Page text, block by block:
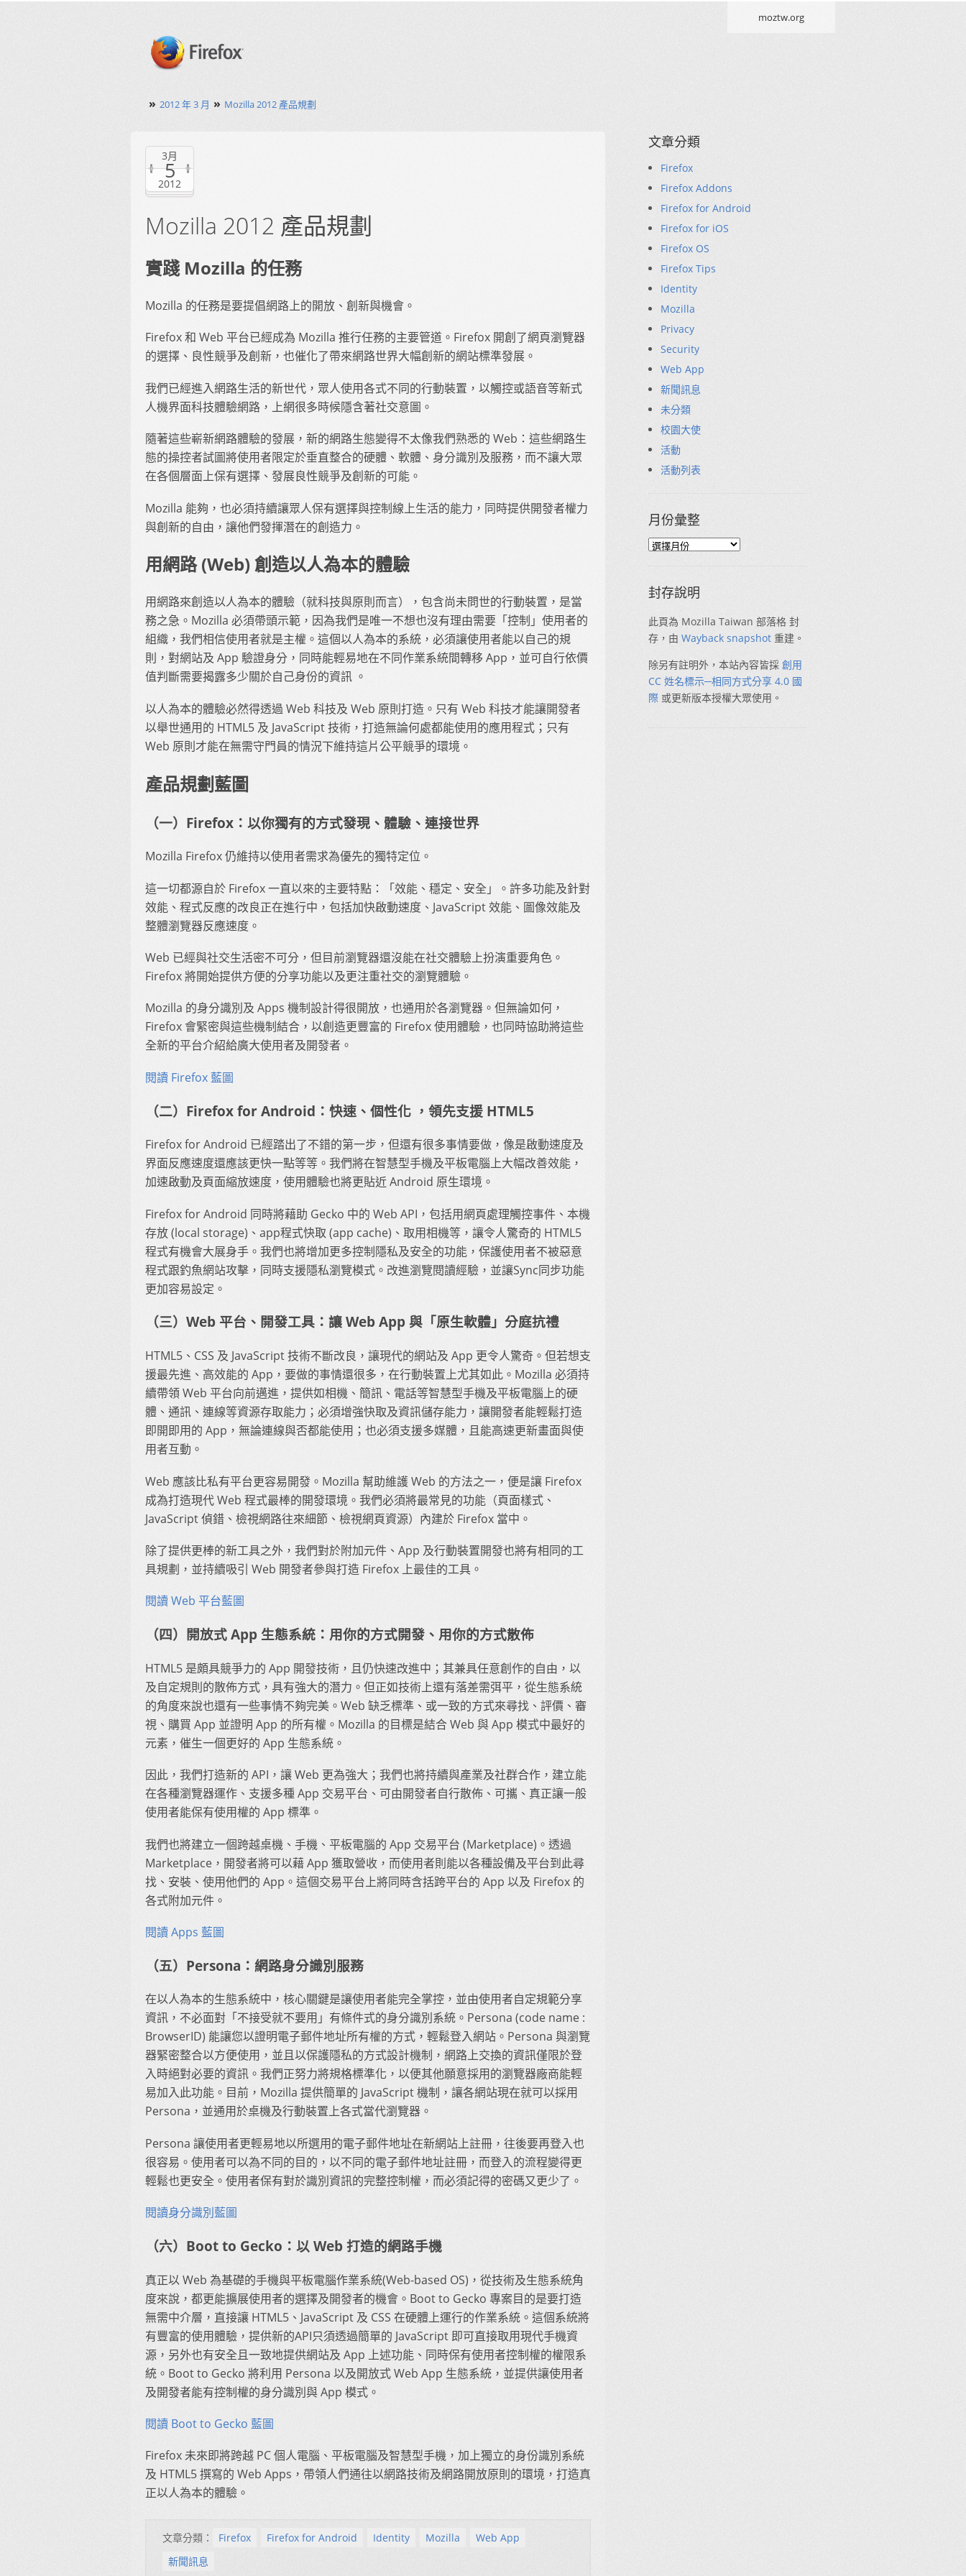
moztw.org
» 2012 年 3 月 » Mozilla 2012 產品規劃
3月
5
2012
Mozilla 2012 產品規劃
實踐 Mozilla 的任務
Mozilla 的任務是要提倡網路上的開放、創新與機會。
Firefox 和 Web 平台已經成為 Mozilla 推行任務的主要管道。Firefox 開創了網頁瀏覽器
的選擇、良性競爭及創新，也催化了帶來網路世界大幅創新的網站標準發展。
我們已經進入網路生活的新世代，眾人使用各式不同的行動裝置，以觸控或語音等新式
人機界面科技體驗網路，上網很多時候隱含著社交意圖。
隨著這些嶄新網路體驗的發展，新的網路生態變得不太像我們熟悉的 Web：這些網路生
態的操控者試圖將使用者限定於垂直整合的硬體、軟體、身分識別及服務，而不讓大眾
在各個層面上保有選擇、發展良性競爭及創新的可能。
Mozilla 能夠，也必須持續讓眾人保有選擇與控制線上生活的能力，同時提供開發者權力
與創新的自由，讓他們發揮潛在的創造力。
用網路 (Web) 創造以人為本的體驗
用網路來創造以人為本的體驗（就科技與原則而言），包含尚未問世的行動裝置，是當
務之急。Mozilla 必須帶頭示範，因為我們是唯一不想也沒有理由需要「控制」使用者的
組織，我們相信使用者就是主權。這個以人為本的系統，必須讓使用者能以自己的規
則，對網站及 App 驗證身分，同時能輕易地在不同作業系統間轉移 App，並可自行依價
值判斷需要揭露多少關於自己身份的資訊 。
以人為本的體驗必然得透過 Web 科技及 Web 原則打造。只有 Web 科技才能讓開發者
以舉世通用的 HTML5 及 JavaScript 技術，打造無論何處都能使用的應用程式；只有
Web 原則才能在無需守門員的情況下維持這片公平競爭的環境。
產品規劃藍圖
（一）Firefox：以你獨有的方式發現、體驗、連接世界
Mozilla Firefox 仍維持以使用者需求為優先的獨特定位。
這一切都源自於 Firefox 一直以來的主要特點：「效能、穩定、安全」。許多功能及針對
效能、程式反應的改良正在進行中，包括加快啟動速度、JavaScript 效能、圖像效能及
整體瀏覽器反應速度。
Web 已經與社交生活密不可分，但目前瀏覽器還沒能在社交體驗上扮演重要角色。
Firefox 將開始提供方便的分享功能以及更注重社交的瀏覽體驗。
Mozilla 的身分識別及 Apps 機制設計得很開放，也通用於各瀏覽器。但無論如何，
Firefox 會緊密與這些機制結合，以創造更豐富的 Firefox 使用體驗，也同時協助將這些
全新的平台介紹給廣大使用者及開發者。
閱讀 Firefox 藍圖
（二）Firefox for Android：快速、個性化 ，領先支援 HTML5
Firefox for Android 已經踏出了不錯的第一步，但還有很多事情要做，像是啟動速度及
界面反應速度還應該更快一點等等。我們將在智慧型手機及平板電腦上大幅改善效能，
加速啟動及頁面縮放速度，使用體驗也將更貼近 Android 原生環境。
Firefox for Android 同時將藉助 Gecko 中的 Web API，包括用網頁處理觸控事件、本機
存放 (local storage)、app程式快取 (app cache)、取用相機等，讓令人驚奇的 HTML5
程式有機會大展身手。我們也將增加更多控制隱私及安全的功能，保護使用者不被惡意
程式跟釣魚網站攻擊，同時支援隱私瀏覽模式。改進瀏覽閱讀經驗，並讓Sync同步功能
更加容易設定。
（三）Web 平台、開發工具：讓 Web App 與「原生軟體」分庭抗禮
HTML5、CSS 及 JavaScript 技術不斷改良，讓現代的網站及 App 更令人驚奇。但若想支
援最先進、高效能的 App，要做的事情還很多，在行動裝置上尤其如此。Mozilla 必須持
續帶領 Web 平台向前邁進，提供如相機、簡訊、電話等智慧型手機及平板電腦上的硬
體、通訊、連線等資源存取能力；必須增強快取及資訊儲存能力，讓開發者能輕鬆打造
即開即用的 App，無論連線與否都能使用；也必須支援多媒體，且能高速更新畫面與使
用者互動。
Web 應該比私有平台更容易開發。Mozilla 幫助維護 Web 的方法之一，便是讓 Firefox
成為打造現代 Web 程式最棒的開發環境。我們必須將最常見的功能（頁面樣式、
JavaScript 偵錯、檢視網路往來細節、檢視網頁資源）內建於 Firefox 當中。
除了提供更棒的新工具之外，我們對於附加元件、App 及行動裝置開發也將有相同的工
具規劃，並持續吸引 Web 開發者參與打造 Firefox 上最佳的工具。
閱讀 Web 平台藍圖
（四）開放式 App 生態系統：用你的方式開發、用你的方式散佈
HTML5 是頗具競爭力的 App 開發技術，且仍快速改進中；其兼具任意創作的自由，以
及自定規則的散佈方式，具有強大的潛力。但正如技術上還有落差需弭平，從生態系統
的角度來說也還有一些事情不夠完美。Web 缺乏標準、或一致的方式來尋找、評價、審
視、購買 App 並證明 App 的所有權。Mozilla 的目標是結合 Web 與 App 模式中最好的
元素，催生一個更好的 App 生態系統。
因此，我們打造新的 API，讓 Web 更為強大；我們也將持續與產業及社群合作，建立能
在各種瀏覽器運作、支援多種 App 交易平台、可由開發者自行散佈、可攜、真正讓一般
使用者能保有使用權的 App 標準。
我們也將建立一個跨越桌機、手機、平板電腦的 App 交易平台 (Marketplace)。透過
Marketplace，開發者將可以藉 App 獲取營收，而使用者則能以各種設備及平台到此尋
找、安裝、使用他們的 App。這個交易平台上將同時含括跨平台的 App 以及 Firefox 的
各式附加元件。
閱讀 Apps 藍圖
（五）Persona：網路身分識別服務
在以人為本的生態系統中，核心關鍵是讓使用者能完全掌控，並由使用者自定規範分享
資訊，不必面對「不接受就不要用」有條件式的身分識別系統。Persona (code name :
BrowserID) 能讓您以證明電子郵件地址所有權的方式，輕鬆登入網站。Persona 與瀏覽
器緊密整合以方便使用，並且以保護隱私的方式設計機制，網路上交換的資訊僅限於登
入時絕對必要的資訊。我們正努力將規格標準化，以便其他願意採用的瀏覽器廠商能輕
易加入此功能。目前，Mozilla 提供簡單的 JavaScript 機制，讓各網站現在就可以採用
Persona，並通用於桌機及行動裝置上各式當代瀏覽器。
Persona 讓使用者更輕易地以所選用的電子郵件地址在新網站上註冊，往後要再登入也
很容易。使用者可以為不同的目的，以不同的電子郵件地址註冊，而登入的流程變得更
輕鬆也更安全。使用者保有對於識別資訊的完整控制權，而必須記得的密碼又更少了。
閱讀身分識別藍圖
（六）Boot to Gecko：以 Web 打造的網路手機
真正以 Web 為基礎的手機與平板電腦作業系統(Web-based OS)，從技術及生態系統角
度來說，都更能擴展使用者的選擇及開發者的機會。Boot to Gecko 專案目的是要打造
無需中介層，直接讓 HTML5、JavaScript 及 CSS 在硬體上運行的作業系統。這個系統將
有豐富的使用體驗，提供新的API只須透過簡單的 JavaScript 即可直接取用現代手機資
源，另外也有安全且一致地提供網站及 App 上述功能、同時保有使用者控制權的權限系
統。Boot to Gecko 將利用 Persona 以及開放式 Web App 生態系統，並提供讓使用者
及開發者能有控制權的身分識別與 App 模式。
閱讀 Boot to Gecko 藍圖
Firefox 未來即將跨越 PC 個人電腦、平板電腦及智慧型手機，加上獨立的身份識別系統
及 HTML5 撰寫的 Web Apps，帶領人們通往以網路技術及網路開放原則的環境，打造真
正以人為本的體驗。
文章分類： Firefox Firefox for Android Identity Mozilla
Web App
新聞訊息
文章分類
Firefox
Firefox Addons
Firefox for Android
Firefox for iOS
Firefox OS
Firefox Tips
Identity
Mozilla
Privacy
Security
Web App
新聞訊息
未分類
校園大使
活動
活動列表
月份彙整
封存說明
此頁為 Mozilla Taiwan 部落格 封
存，由 Wayback snapshot 重建。
除另有註明外，本站內容皆採 創用
CC 姓名標示─相同方式分享 4.0 國
際 或更新版本授權大眾使用。